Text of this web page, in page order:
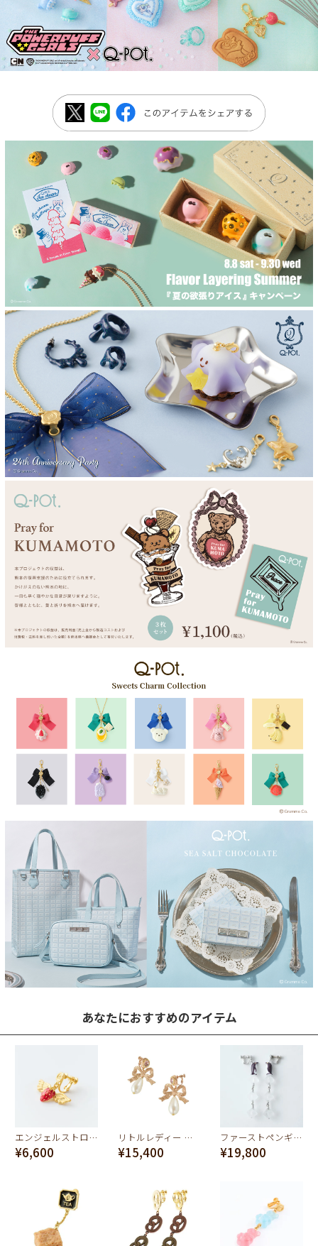
あなたにおすすめのアイテム
エンジェルストロベリー イヤリング
¥6,600
リトルレディー パールイヤリング（ペア）
¥15,400
ファーストペンギン イヤリング(ペア）
¥19,800